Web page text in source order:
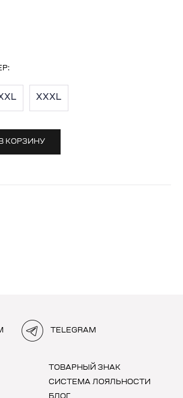
:
XXXL
КОРЗИНУ
TELEGRAM
ТОВАРНЫЙ ЗНАК
СИСТЕМА ЛОЯЛЬНОСТИ